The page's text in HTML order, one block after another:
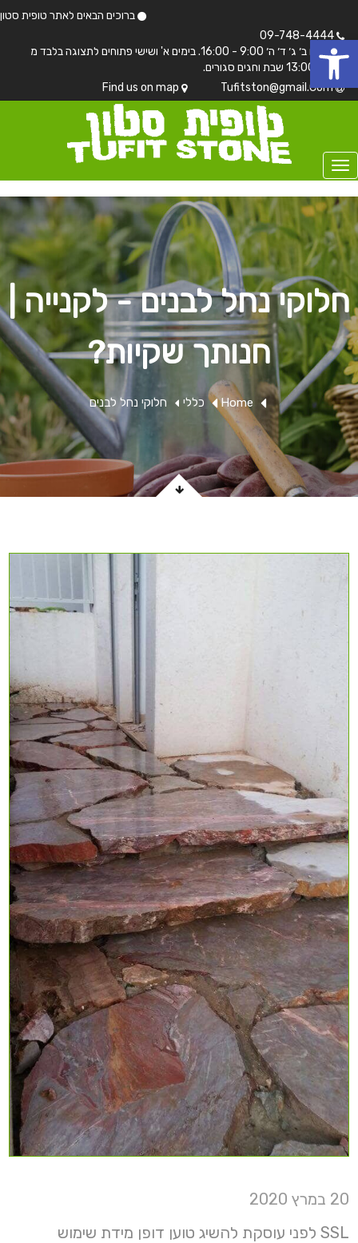
ברוכים הבאים לאתר טופית סטון
בימים ב׳ ג׳ ד׳ ה׳ 9:00 - 16:00. בימים א' ושישי פתוחים לתצוגה בלבד מ
7:00 - 13:00 שבת וחגים סגורים.
Tufitston@gmail.Com
חלוקי נחל לבנים - לקנייה |
חנותך שקיות?
Home כללי חלוקי נחל לבנים
20 במרץ 2020
SSL לפני עוסקת להשיג טוען דופן מידת שימוש